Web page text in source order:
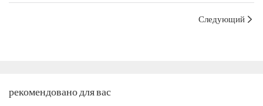
Следующий
рекомендовано для вас